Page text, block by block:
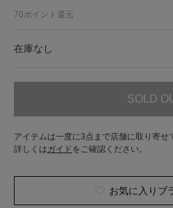
70ポイント還元
在庫なし
SOLD
アイテムは一度に3点まで店舗に取り寄せ
詳しくはガイド をご確認ください。
お気に入りブ